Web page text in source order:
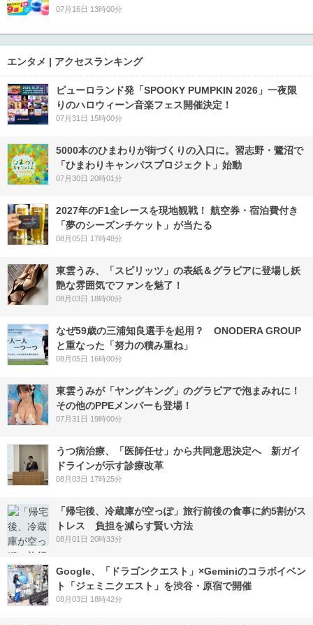
07月16日 13時00分
エンタメ | アクセスランキング
ピューロランド発「SPOOKY PUMPKIN 2026」一夜限
りのハロウィーン音楽フェス開催決定！
07月31日 15時00分
5000本のひまわりが街づくりの入口に。習志野・鷺沼で
「ひまわりキャンパスプロジェクト」始動
07月30日 20時01分
2027年のF1全レースを現地観戦！ 航空券・宿泊費付き
「夢のシーズンチケット」が当たる
08月05日 17時48分
東雲うみ、「スピリッツ」の表紙＆グラビアに登場し妖
艶な雰囲気でファンを魅了！
08月03日 18時00分
なぜ59歳の三浦知良選手を起用？ ONODERA GROUP
と重なった「努力の積み重ね」
08月05日 16時00分
東雲うみが「ヤングキング」のグラビアで泡まみれに！
その他のPPEメンバーも登場！
07月31日 19時00分
うつ病治療、「医師任せ」から共同意思決定へ 新ガイ
ドラインが示す診療改革
08月03日 17時25分
「帰宅後、冷蔵庫が空っぽ」旅行前後の食事に約5割がス
トレス 負担を減らす賢い方法
08月01日 20時33分
Google、「ドラゴンクエスト」×Geminiのコラボイベン
ト「ジェミニクエスト」を渋谷・原宿で開催
08月03日 18時42分